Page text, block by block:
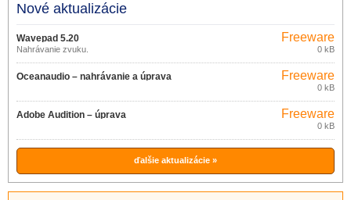
Nové aktualizácie
Wavepad 5.20
Nahrávanie zvuku.
Freeware
0 kB
Oceanaudio – nahrávanie a úprava
Freeware
0 kB
Adobe Audition – úprava
Freeware
0 kB
ďalšie aktualizácie »